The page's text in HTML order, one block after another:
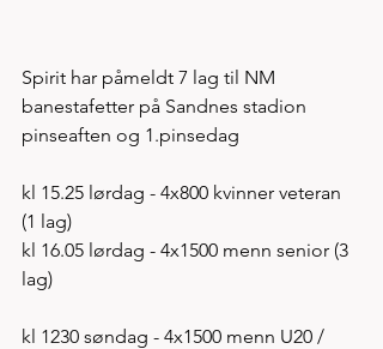
Spirit har påmeldt 7 lag til NM
banestafetter på Sandnes stadion
pinseaften og 1.pinsedag
kl 15.25 lørdag - 4x800 kvinner veteran
(1 lag)
kl 16.05 lørdag - 4x1500 menn senior (3
lag)
kl 1230 søndag - 4x1500 menn U20 /